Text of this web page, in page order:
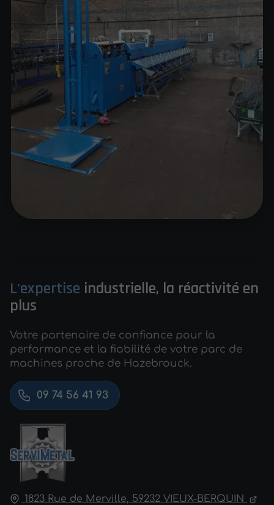
1823 Rue de Merville, 59232 VIEUX-BERQUIN
L'expertise industrielle, la réactivité en
plus
Votre partenaire de confiance pour la
performance et la fiabilité de votre parc de
machines proche de Hazebrouck.
09 74 56 41 93